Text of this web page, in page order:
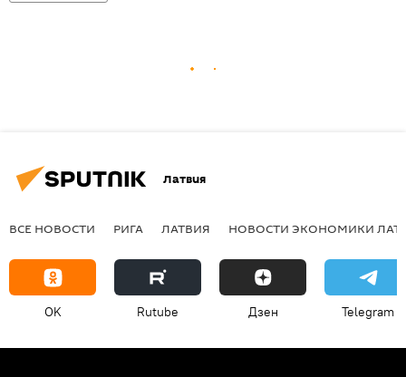
Латвия
ВСЕ НОВОСТИ РИГА ЛАТВИЯ НОВОСТИ ЭКОНОМИКИ
OK Rutube Дзен Telegram